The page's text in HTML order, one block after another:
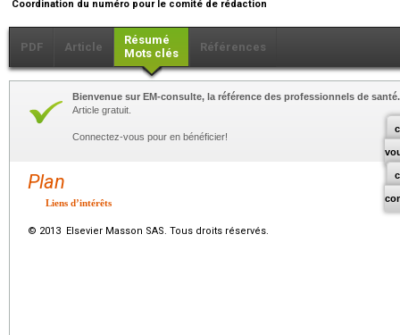
Coordination du numéro pour le comité de rédaction
PDF Article
Résumé
Mots clés
Références
Bienvenue sur EM-consulte, la référence des professionnels de santé.
Article gratuit.
Connectez-vous pour en bénéficier!
Plan
Liens d’intérêts
© 2013 Elsevier Masson SAS. Tous droits réservés.